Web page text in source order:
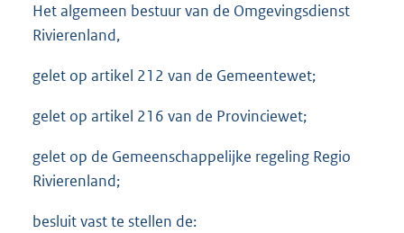
Het algemeen bestuur van de Omgevingsdienst
Rivierenland,
gelet op artikel 212 van de Gemeentewet;
gelet op artikel 216 van de Provinciewet;
gelet op de Gemeenschappelijke regeling Regio
Rivierenland;
besluit vast te stellen de: